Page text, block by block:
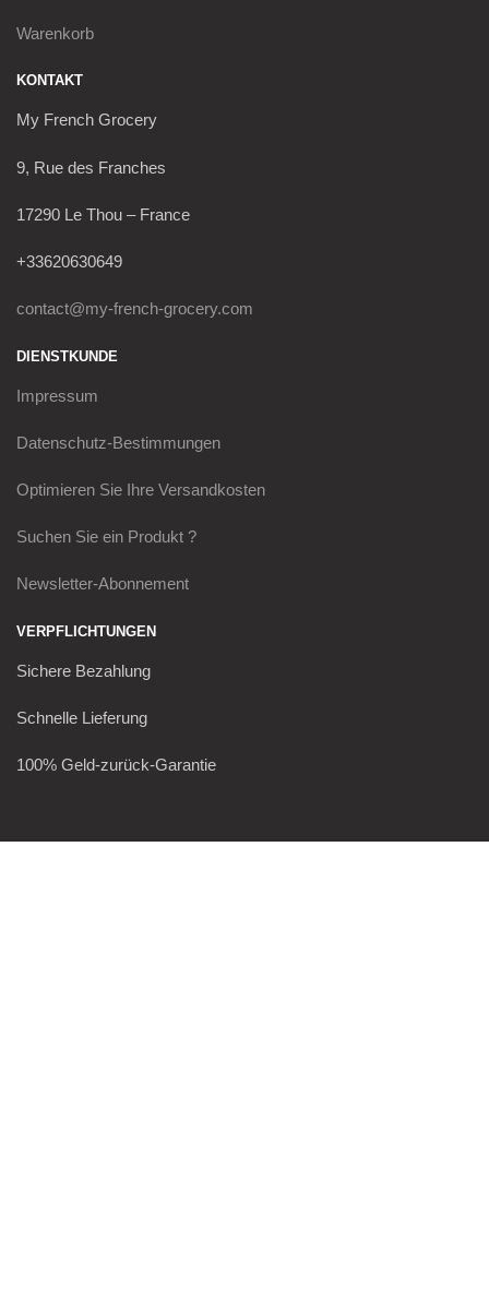
Warenkorb
KONTAKT
My French Grocery
9, Rue des Franches
17290 Le Thou – France
+33620630649
contact@my-french-grocery.com
DIENSTKUNDE
Impressum
Datenschutz-Bestimmungen
Optimieren Sie Ihre Versandkosten
Suchen Sie ein Produkt ?
Newsletter-Abonnement
VERPFLICHTUNGEN
Sichere Bezahlung
Schnelle Lieferung
100% Geld-zurück-Garantie